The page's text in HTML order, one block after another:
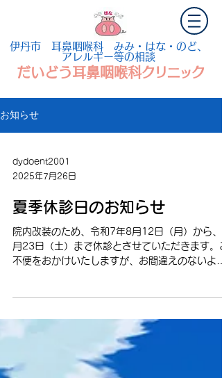
伊丹市 耳鼻咽喉科 みみ・はな・のど、
アレルギー等の相談
だいどう耳鼻咽喉科クリニック
お知らせ
dydoent2001
2025年7月26日
夏季休診日のお知らせ
院内改装のため、令和7年8月12日（月）から、
月23日（土）まで休診とさせていただきます。
不便をおかけいたしますが、お間違えのないよう